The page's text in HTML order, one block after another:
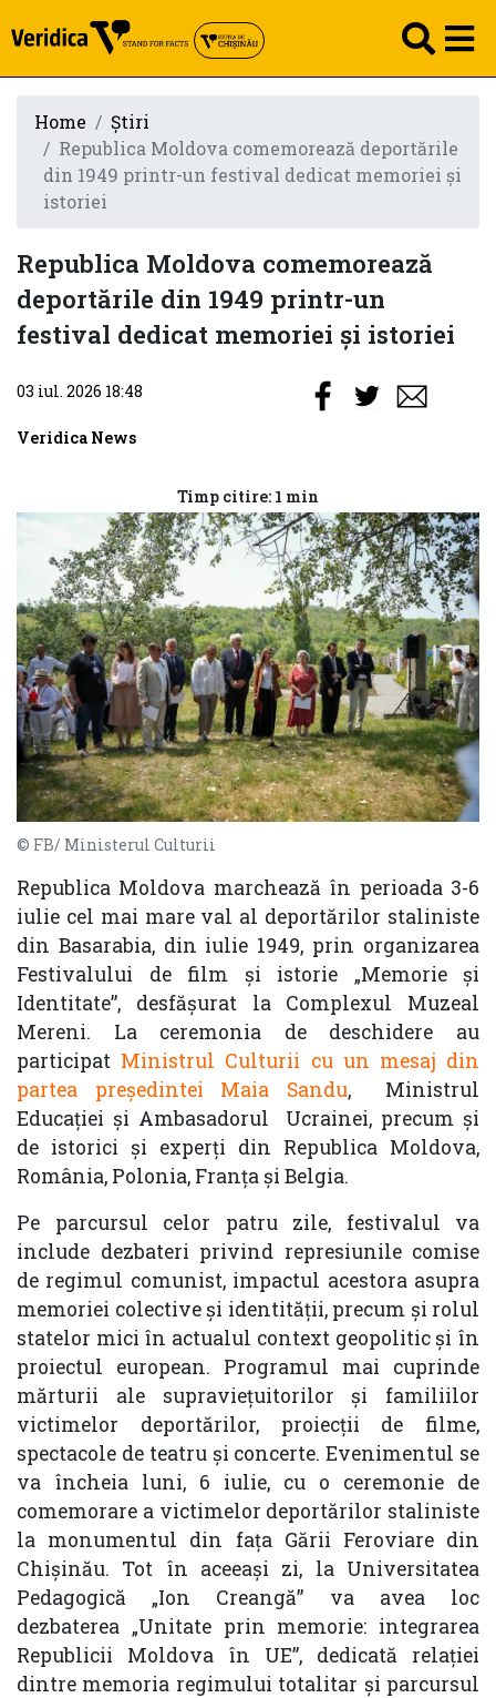
Home
Știri
Republica Moldova comemorează deportările
din 1949 printr-un festival dedicat memoriei și
istoriei
Republica Moldova comemorează
deportările din 1949 printr-un
festival dedicat memoriei și istoriei
© FB/ Ministerul Culturii
Republica Moldova marchează în perioada 3-6
iulie cel mai mare val al deportărilor staliniste
din Basarabia, din iulie 1949, prin organizarea
Festivalului de film și istorie „Memorie și
Identitate”, desfășurat la Complexul Muzeal
Mereni. La ceremonia de deschidere au
participat Ministrul Culturii cu un mesaj din
partea președintei Maia Sandu, Ministrul
Educației și Ambasadorul Ucrainei, precum și
de istorici și experți din Republica Moldova,
România, Polonia, Franța și Belgia.
Pe parcursul celor patru zile, festivalul va
include dezbateri privind represiunile comise
de regimul comunist, impactul acestora asupra
memoriei colective și identității, precum și rolul
statelor mici în actualul context geopolitic și în
proiectul european. Programul mai cuprinde
mărturii ale supraviețuitorilor și familiilor
victimelor deportărilor, proiecții de filme,
spectacole de teatru și concerte. Evenimentul se
va încheia luni, 6 iulie, cu o ceremonie de
comemorare a victimelor deportărilor staliniste
la monumentul din fața Gării Feroviare din
Chișinău. Tot în aceeași zi, la Universitatea
Pedagogică „Ion Creangă” va avea loc
dezbaterea „Unitate prin memorie: integrarea
Republicii Moldova în UE”, dedicată relației
dintre memoria regimului totalitar și parcursul
03 iul. 2026 18:48
Veridica News
Timp citire: 1 min